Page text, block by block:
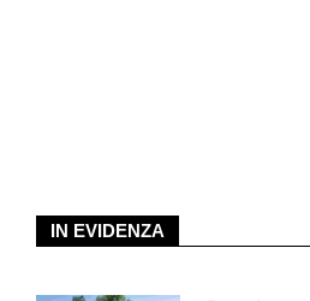
continuavo a sopravvivere ma lui è
IN EVIDENZA